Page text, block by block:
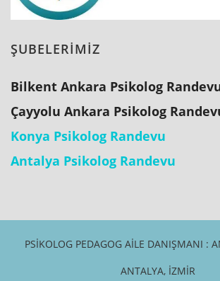
ŞUBELERİMİZ
Bilkent Ankara Psikolog
Çayyolu Ankara Psikolog
Konya Psikolog Randevu
Antalya Psikolog Randevu
PSIKOLOG PEDAGOG AILE DANIŞMANI :
ANTALYA, İZMIR